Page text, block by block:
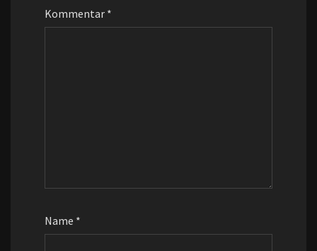
Kommentar *
Name *